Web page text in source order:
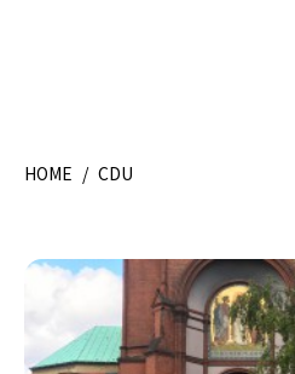
HOME
観光ガイド
ライフスタイル
HOME / CDU